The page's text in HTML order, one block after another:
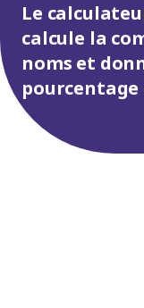
Le
calcule la
noms et